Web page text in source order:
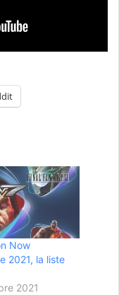
Now
2021, la liste
2021